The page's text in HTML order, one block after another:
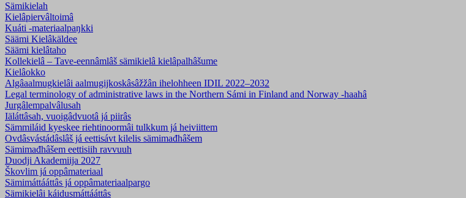
Sämikielah
Kielâpiervâltoimâ
Kuáti -materiaalpaŋkki
Säämi Kielâkäldee
Säämi kielâtaho
Kollekielâ – Tave-eennâmlâš sämikielâ kielâpalhâšume
Kielâokko
Algâaalmugkielâi aalmugijkoskâsâžžân ihelohheen IDIL 2022–2032
Legal terminology of administrative laws in the Northern Sámi in Finland and Norway -haahâ
Jurgâlempalvâlusah
Iäláttâsah, vuoigâdvuotâ já piirâs
Sämmiláid kyeskee riehtinoormâi tulkkum já heiviittem
Ovdâsvástádâslâš já eettisávt kilelis sämimađhâšem
Sämimađhâšem eettisiih ravvuuh
Duodji Akademiija 2027
Škovlim já oppâmateriaal
Sämimáttááttâs já oppâmateriaalpargo
Sämikielâi káidusmáttááttâs